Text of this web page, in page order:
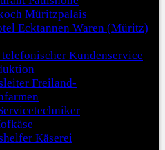
Müritzpalais
Ecktannen Waren (Müritz)
Kundenservice
Freiland-
Käserei